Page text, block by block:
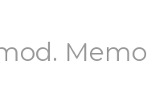
Memo